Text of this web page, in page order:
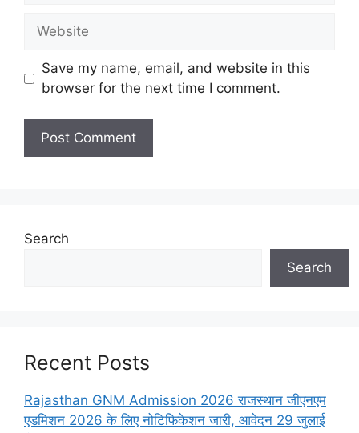
Website
Save my name, email, and website in this
browser for the next time I comment.
Search
Search
Recent Posts
Rajasthan GNM Admission 2026 राजस्थान जीएनएम
एडमिशन 2026 के लिए नोटिफिकेशन जारी, आवेदन 29 जुलाई